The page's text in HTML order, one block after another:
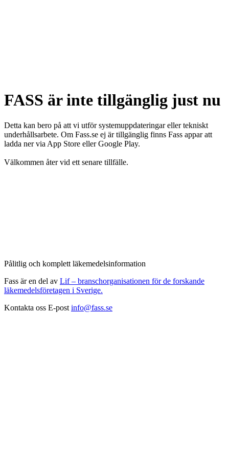
FASS är inte tillgänglig just nu
Detta kan bero på att vi utför systemuppdateringar eller tekniskt
underhållsarbete. Om Fass.se ej är tillgänglig finns Fass appar att
ladda ner via App Store eller Google Play.
Välkommen åter vid ett senare tillfälle.
Pålitlig och komplett läkemedelsinformation
Fass är en del av Lif – branschorganisationen för de forskande
läkemedelsföretagen i Sverige.
Kontakta oss E-post info@fass.se